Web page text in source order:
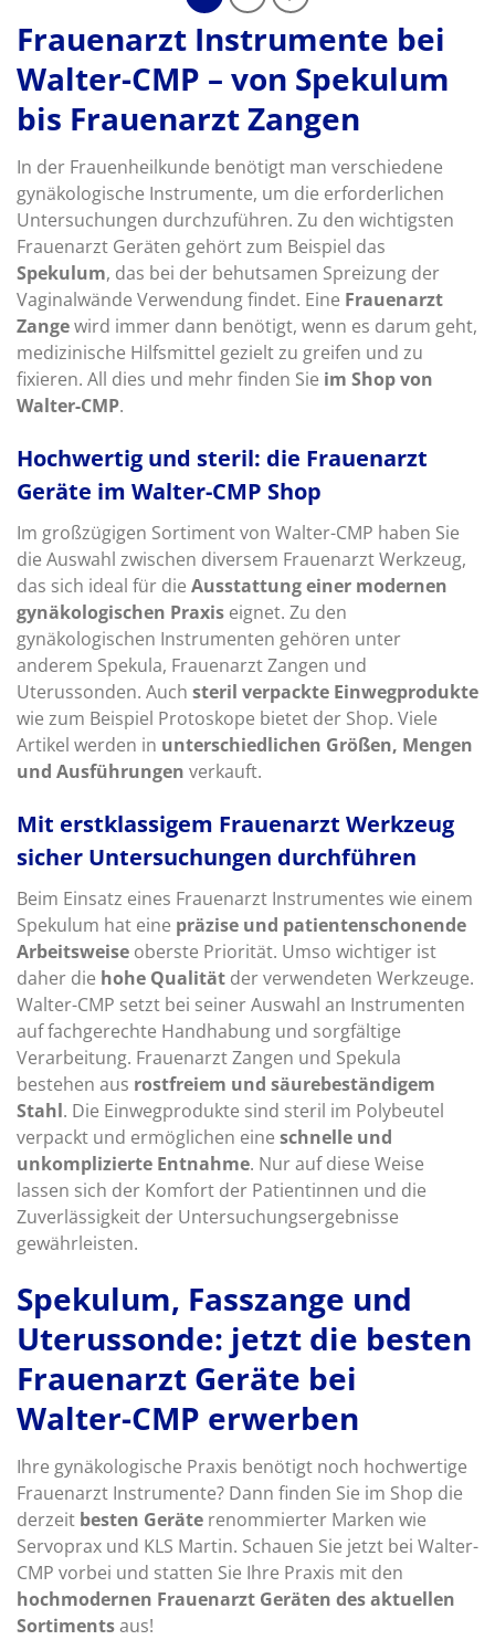
Frauenarzt Instrumente bei
Walter-CMP – von Spekulum
bis Frauenarzt Zangen
In der Frauenheilkunde benötigt man verschiedene
gynäkologische Instrumente, um die erforderlichen
Untersuchungen durchzuführen. Zu den wichtigsten
Frauenarzt Geräten gehört zum Beispiel das
Spekulum, das bei der behutsamen Spreizung der
Vaginalwände Verwendung findet. Eine Frauenarzt
Zangewird immer dann benötigt, wenn es darum geht,
medizinische Hilfsmittel gezielt zu greifen und zu
fixieren. All dies und mehr finden Sie im Shop von
Walter-CMP.
Hochwertig und steril: die Frauenarzt
Geräte im Walter-CMP Shop
Im großzügigen Sortiment von Walter-CMP haben Sie
die Auswahl zwischen diversem Frauenarzt Werkzeug,
das sich ideal für die Ausstattung einer modernen
gynäkologischen Praxis eignet. Zu den
gynäkologischen Instrumenten gehören unter
anderem Spekula, Frauenarzt Zangen und
Uterussonden. Auch steril verpackte Einwegprodukte
wie zum Beispiel Protoskope bietet der Shop. Viele
Artikel werden in unterschiedlichen Größen, Mengen
und Ausführungen verkauft.
Mit erstklassigem Frauenarzt Werkzeug
sicher Untersuchungen durchführen
Beim Einsatz eines Frauenarzt Instrumentes wie einem
Spekulum hat eine präzise und patientenschonende
Arbeitsweise oberste Priorität. Umso wichtiger ist
daher die hohe Qualität der verwendeten Werkzeuge.
Walter-CMP setzt bei seiner Auswahl an Instrumenten
auf fachgerechte Handhabung und sorgfältige
Verarbeitung. Frauenarzt Zangen und Spekula
bestehen aus rostfreiem und säurebeständigem
Stahl. Die Einwegprodukte sind steril im Polybeutel
verpackt und ermöglichen eine schnelle und
unkomplizierte Entnahme. Nur auf diese Weise
lassen sich der Komfort der Patientinnen und die
Zuverlässigkeit der Untersuchungsergebnisse
gewährleisten.
Spekulum, Fasszange und
Uterussonde: jetzt die besten
Frauenarzt Geräte bei
Walter-CMP erwerben
Ihre gynäkologische Praxis benötigt noch hochwertige
Frauenarzt Instrumente? Dann finden Sie im Shop die
derzeit besten Geräte renommierter Marken wie
Servoprax und KLS Martin. Schauen Sie jetzt bei Walter-
CMP vorbei und statten Sie Ihre Praxis mit den
hochmodernen Frauenarzt Geräten des aktuellen
Sortimentsaus!